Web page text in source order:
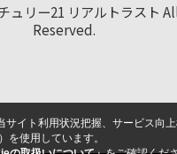
ュリー21 リアルトラスト
Reserved.
サイト利用状況把握、サービス向
を使用しています。